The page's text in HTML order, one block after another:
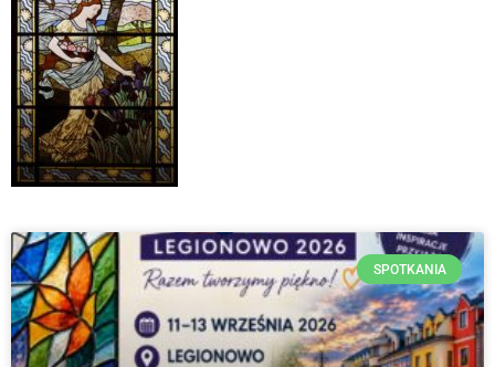
SPOTKANIA